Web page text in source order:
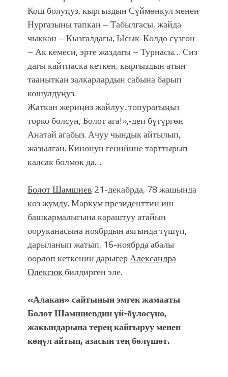
Кош болуңуз, кыргыздын Сүймөнкул менен
Нургазыны тапкан – Табылгасы, жайда
чыккан – Кызгалдагы, Ысык-Көлдө сүзгөн
– Ак кемеси, эрте жаздагы – Турнасы… Сиз
дагы кайтпаска кеткен, кыргыздын атын
тааныткан залкарлардын сабына барып
кошулдуңуз.
Жаткан жериңиз жайлуу, топурагыңыз
торко болсун, Болот ага!»,-деп бүтүргөн
Анатай агабыз. Ачуу чындык айтылып,
жазылган. Кинонун генийине тарттырып
калсак болмок да…
Болот Шамшиев 21-декабрда, 78 жашында
көз жумду. Маркум президенттин иш
башкармалыгына караштуу атайын
ооруканасына ноябрдын аягында түшүп,
дарыланып жатып, 16-ноябрда абалы
оорлоп кеткенин дарыгерАлександра
Олексюкбилдирген эле.
«Алакан» сайтынын эмгек жамааты
Болот Шамшиевдин үй-бүлөсүнө,
жакындарына терең кайгыруу менен
көңүл айтып, азасын тең бөлүшөт.